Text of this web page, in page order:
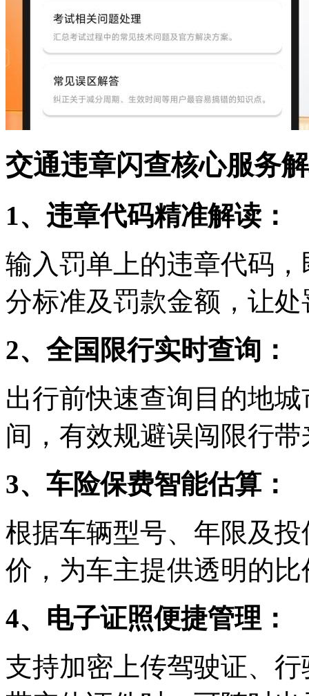
交通违章闪查核心服务
1、违章代码精准解读：
输入罚单上的违章代码
分标准及罚款金额，让
2、全国限行实时查询：
出行前快速查询目的地
间，有效规避误闯限行
3、车险保费智能估算：
根据车辆型号、年限及
价，为车主提供透明的
4、电子证照便捷管理：
支持加密上传驾驶证、